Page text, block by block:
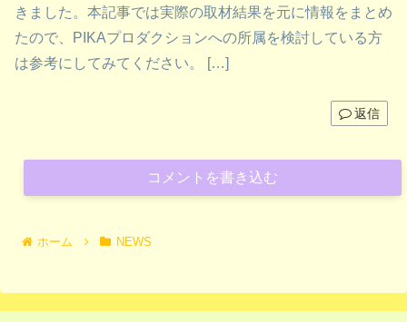
きました。本記事では実際の取材結果を元に情報をまとめ
たので、PIKAプロダクションへの所属を検討している方
は参考にしてみてください。 […]
返信
コメントを書き込む
ホーム NEWS